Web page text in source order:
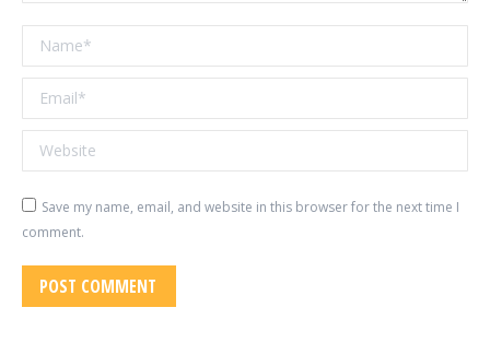
Name *
Email *
Website
Save my name, email, and website in this browser for the next time I
comment.
POST COMMENT